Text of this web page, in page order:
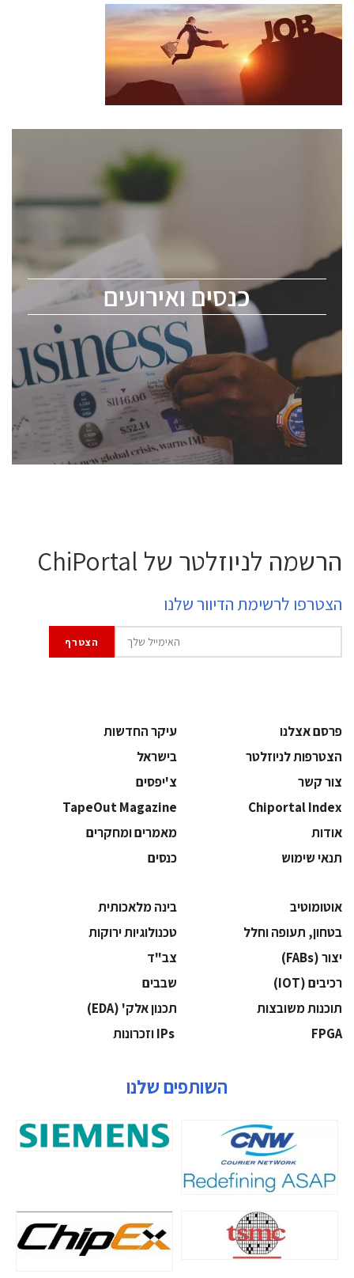
כנסים ואירועים
כנסים ואירועים
לכל העוסקים בתעשיית הסמיקונדקטור כולל מהנדסים,
ChipEx2026 will be held on May 12-13, 2026. The
conference is intended for everyone involved in the
semiconductor industry, including engineers,
professional experts, and senior executives.
לחץ לפרטים
הרשמה לניוזלטר של ChiPortal
הצטרפו לרשימת הדיוור שלנו
פרסם אצלנו
עיקר החדשות
הצטרפות לניוזלטר
בישראל
צור קשר
צ'יפסים
Chiportal Index
TapeOut Magazine
אודות
מאמרים ומחקרים
תנאי שימוש
כנסים
אוטומוטיב
בינה מלאכותית
בטחון, תעופה וחלל
‫טכנולוגיות ירוקות‬
‫יצור (‪(FABs‬‬
‫צב"ד‬
‫רכיבים‬ (IOT)
‫שבבים‬
‫תוכנות משובצות‬
‫תכנון אלק' (‪(EDA‬‬
‫‪FPGA‬‬
השותפים שלנו